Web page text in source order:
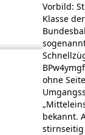
Vorbild:
Klasse
ohne
bekannt.